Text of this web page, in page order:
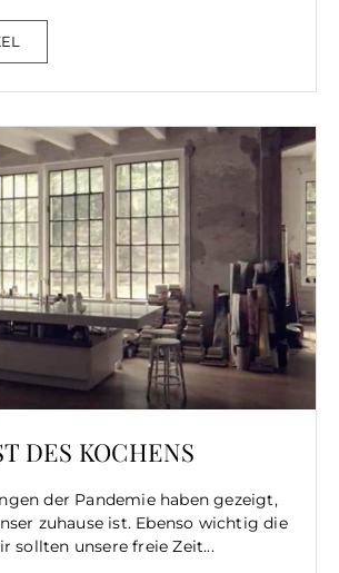
DES KOCHENS
der Pandemie haben gezeigt,
zuhause ist. Ebenso wichtig die
sollten unsere freie Zeit...